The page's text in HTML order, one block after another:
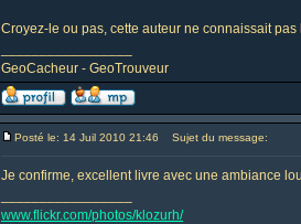
Croyez-le ou pas, cette auteur ne connaissait
GeoCacheur - GeoTrouveur
Posté le: 14 Juil 2010 21:46 Sujet du message:
Je confirme, excellent livre avec une ambiance
www.flickr.com/photos/klozurh/